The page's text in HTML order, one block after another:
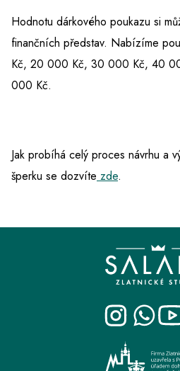
Hodnotu dárkového poukazu si
finančních představ. Nabízíme
Kč, 20 000 Kč, 30 000 Kč, 40
000 Kč.
Jak probíhá celý proces návrhu a
šperku se dozvíte zde.